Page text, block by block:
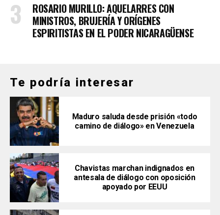
ROSARIO MURILLO: AQUELARRES CON
MINISTROS, BRUJERÍA Y ORÍGENES
ESPIRITISTAS EN EL PODER NICARAGÜENSE
Te podría interesar
Maduro saluda desde prisión «todo
camino de diálogo» en Venezuela
Chavistas marchan indignados en
antesala de diálogo con oposición
apoyado por EEUU